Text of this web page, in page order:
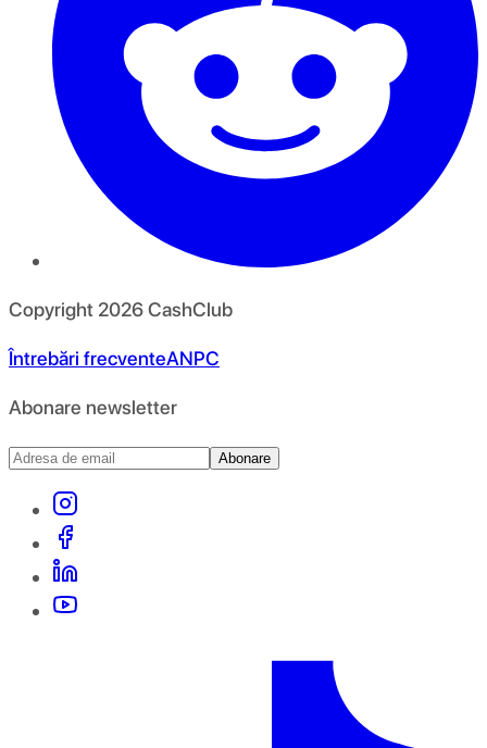
Copyright 2026CashClub
Întrebări frecventeANPC
Abonare newsletter
Abonare